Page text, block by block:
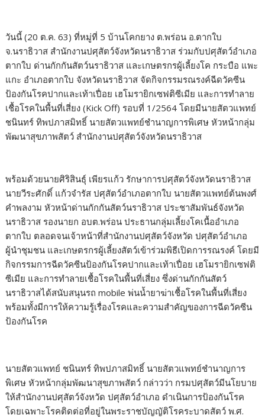
วันนี้ (20 ต.ค. 63) ที่หมู่ที่ 5 บ้านโคกยาง ต.พร่อน อ.ตากใบ
จ.นราธิวาส สำนักงานปศุสัตว์จังหวัดนราธิวาส ร่วมกับปศุสัตว์อำเภอ
ตากใบ ด่านกักกันสัตว์นราธิวาส และเกษตรกรผู้เลี้ยงโค กระบือ แพะ
แกะ อำเภอตากใบ จังหวัดนราธิวาส จัดกิจกรรมรณรงค์ฉีดวัคซีน
ป้องกันโรคปากและเท้าเปื่อย เฮโมรายิกเซฟติซีเมีย และการทำลาย
เชื้อโรคในพื้นที่เสี่ยง (Kick Off) รอบที่ 1/2564 โดยมีนายสัตวแพทย์
ชนินทร์ ทิพปภาสมิทธิ์ นายสัตวแพทย์ชำนาญการพิเศษ หัวหน้ากลุ่ม
พัฒนาสุขภาพสัตว์ สำนักงานปศุสัตว์จังหวัดนราธิวาส
พร้อมด้วยนายศิริสินธุ์ เพียรแก้ว รักษาการปศุสัตว์จังหวัดนราธิวาส
นายวีระศักดิ์ แก้วจำรัส ปศุสัตว์อำเภอตากใบ นายสัตวแพทย์ต้นพงศ์
คำพลงาม หัวหน้าด่านกักกันสัตว์นราธิวาส ประชาสัมพันธ์จังหวัด
นราธิวาส รองนายก อบต.พร่อน ประธานกลุ่มเลี้ยงโคเนื้ออำเภอ
ตากใบ ตลอดจนเจ้าหน้าที่สำนักงานปศุสัตว์จังหวัด ปศุสัตว์อำเภอ
ผู้นำชุมชน และเกษตรกรผู้เลี้ยงสัตว์เข้าร่วมพิธีเปิดการรณรงค์ โดยมี
กิจกรรมการฉีดวัคซีนป้องกันโรคปากและเท้าเปื่อย เฮโมรายิกเซฟติ
ซีเมีย และการทำลายเชื้อโรคในพื้นที่เสี่ยง ซึ่งด่านกักกันสัตว์
นราธิวาสได้สนับสนุนรถ mobile พ่นน้ำยาฆ่าเชื้อโรคในพื้นที่เสี่ยง
พร้อมทั้งมีการให้ความรู้เรื่องโรคและความสำคัญของการฉีดวัคซีน
ป้องกันโรค
นายสัตวแพทย์ ชนินทร์ ทิพปภาสมิทธิ์ นายสัตวแพทย์ชำนาญการ
พิเศษ หัวหน้ากลุ่มพัฒนาสุขภาพสัตว์ กล่าวว่า กรมปศุสัตว์มีนโยบาย
ให้สำนักงานปศุสัตว์จังหวัด ปศุสัตว์อำเภอ ดำเนินการป้องกันโรค
โดยเฉพาะโรคติดต่อที่อยู่ในพระราชบัญญัติโรคระบาดสัตว์ พ.ศ.